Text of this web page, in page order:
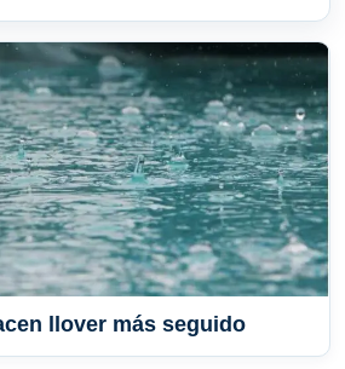
llover más seguido